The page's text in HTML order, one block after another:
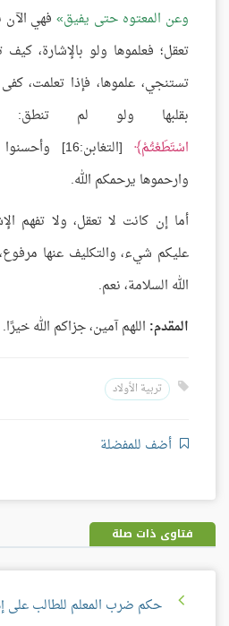
وعن المعتوه حتى يفيق فهي الآن
تعقل؛ فعلموها ولو بالإشارة،
تستنجي، علموها، فإذا تعلمت،
بقلبها ولو لم تنطق:
اسْتَطَعْتُمْ
[التغابن:16]
وارحموها يرحمكم الله.
أما إن كانت لا تعقل، ولا تفهم
عليكم شيء، والتكليف عنها
الله السلامة، نعم.
المقدم: اللهم آمين، جزاكم الله خيرًا.
تربية الأولاد
أضف للمفضلة
فتاوى ذات صلة
حكم ضرب المعلم للطالب على